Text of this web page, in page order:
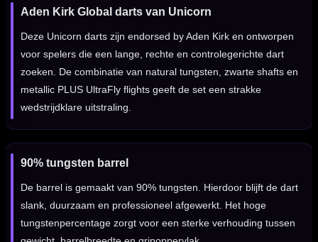
Aden Kirk Global darts van Unicorn
Deze Unicorn darts zijn endorsed by Aden Kirk en ontworpen
voor spelers die een lange, rechte en controlegerichte dart
zoeken. De combinatie van natural tungsten, zwarte shafts en
metallic PLUS UltraFly flights geeft de set een strakke
wedstrijdklare uitstraling.
90% tungsten barrel
De barrel is gemaakt van 90% tungsten. Hierdoor blijft de dart
slank, duurzaam en professioneel afgewerkt. Het hoge
tungstenpercentage zorgt voor een sterke verhouding tussen